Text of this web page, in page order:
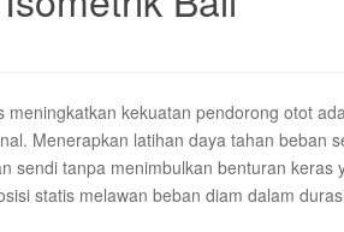
kekuatan pendorong otot
Menerapkan latihan daya tahan beban
sendi tanpa menimbulkan benturan keras
statis melawan beban diam dalam